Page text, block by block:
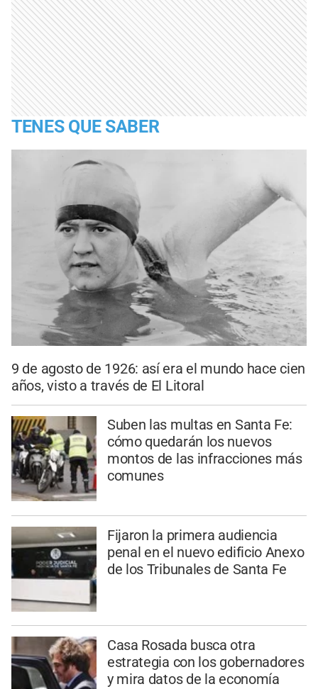
TENES QUE SABER
9 de agosto de 1926: así era el mundo hace cien
años, visto a través de El Litoral
Suben las multas en Santa Fe:
cómo quedarán los nuevos
montos de las infracciones más
comunes
Fijaron la primera audiencia
penal en el nuevo edificio Anexo
de los Tribunales de Santa Fe
Casa Rosada busca otra
estrategia con los gobernadores
y mira datos de la economía